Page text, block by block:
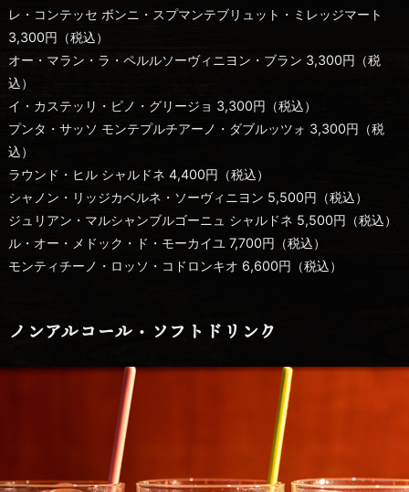
レ・コンテッセ ボンニ・スプマンテブリュット・ミレッジマート
3,300円（税込）
オー・マラン・ラ・ペルルソーヴィニヨン・ブラン 3,300円（税
込）
イ・カステッリ・ピノ・グリージョ 3,300円（税込）
プンタ・サッソ モンテプルチアーノ・ダブルッツォ 3,300円（税
込）
ラウンド・ヒル シャルドネ 4,400円（税込）
シャノン・リッジカベルネ・ソーヴィニヨン 5,500円（税込）
ジュリアン・マルシャンブルゴーニュ シャルドネ 5,500円（税込）
ル・オー・メドック・ド・モーカイユ 7,700円（税込）
モンティチーノ・ロッソ・コドロンキオ 6,600円（税込）
ノンアルコール・ソフトドリンク